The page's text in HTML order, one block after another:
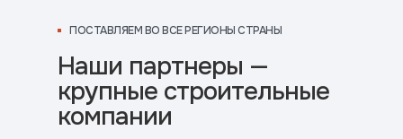
Наши партнеры —
крупные строительные
компании
ПОСТАВЛЯЕМ ВО ВСЕ РЕГИОНЫ СТРАНЫ